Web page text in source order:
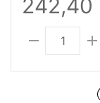
242,40